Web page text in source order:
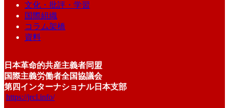
文化・批評・学習
国際組織
コラム架橋
資料
日本革命的共産主義者同盟
国際主義労働者全国協議会
第四インターナショナル日本支部
https://jrcl.info/